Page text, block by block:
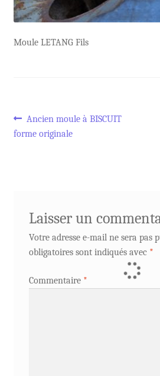
Moule LETANG Fils
Navigation
Article
précédent :
Ancien moule à BISCUIT
forme originale
Laisser un
Votre adresse e-mail ne sera pas
obligatoires sont indiqués avec *
Commentaire *